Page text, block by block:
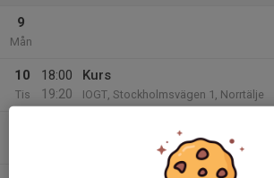
9
Mån
10
Tis
18:00
19:20
Kurs
IOGT, Stockholmsvägen 1, Norrtälje